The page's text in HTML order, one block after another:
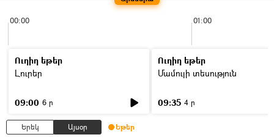
00:00 01:00
Ուղիղ եթեր
Լուրեր
09:00 6 ր
Ուղիղ եթեր
Մամուլի տեսություն
09:35 4 ր
Երեկ Այսօր Եթեր